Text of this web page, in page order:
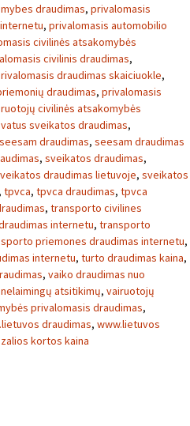
draudimas, privalomasis
, privalomasis automobilio
civilinės atsakomybės
civilinis draudimas,
draudimas skaiciuokle,
draudimas, privalomasis
civilinės atsakomybės
sveikatos draudimas,
seesam draudimas, seesam draudimas
, sveikatos draudimas,
draudimas lietuvoje, sveikatos
, tpvca, tpvca draudimas, tpvca
, transporto civilines
internetu, transporto
priemones draudimas internetu,
internetu, turto draudimas kaina,
, vaiko draudimas nuo
atsitikimų, vairuotojų
privalomasis draudimas,
draudimas, www.lietuvos
zalios kortos kaina